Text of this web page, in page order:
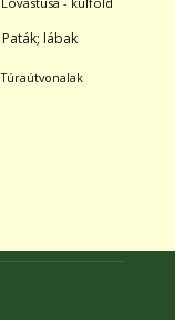
Paták; lábak
Túraútvonalak